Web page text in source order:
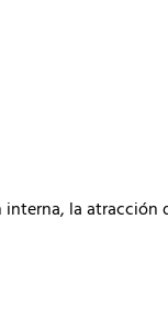
la atracción